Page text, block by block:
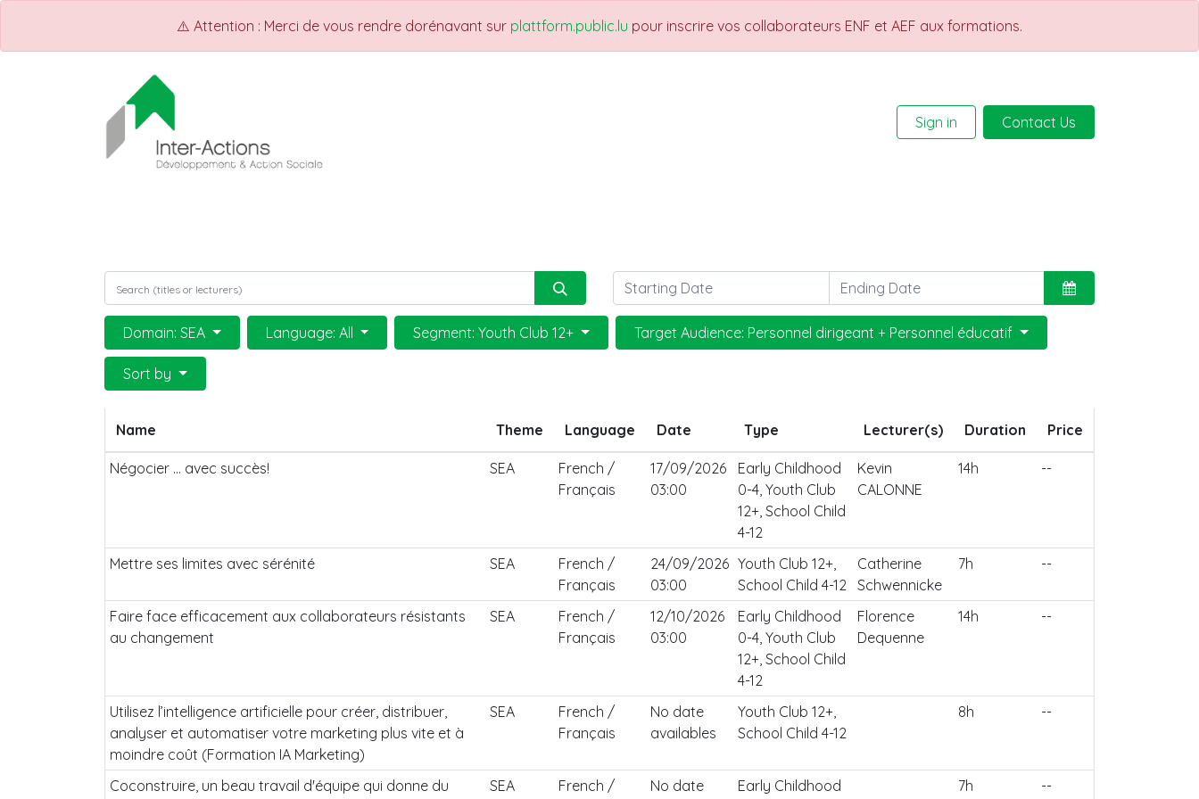
⚠️ Attention : Merci de vous rendre dorénavant sur plattform.public.lu pour inscrire vos collaborateurs ENF et AEF aux formations.
Sign in Contact Us
Domain: SEA Language: All Segment: Youth Club 12+ Target Audience: Personnel dirigeant + Personnel éducatif
Sort by
Name Theme Language Date Type Lecturer(s) Duration Price
Négocier ... avec succès! SEA
French /
Français
17/09/2026
03:00
Early Childhood
0-4, Youth Club
12+, School Child
4-12
Kevin
CALONNE
14h --
Mettre ses limites avec sérénité SEA
French /
Français
24/09/2026
03:00
Youth Club 12+,
School Child 4-12
Catherine
Schwennicke
7h --
Faire face efficacement aux collaborateurs résistants
au changement
SEA
French /
Français
12/10/2026
03:00
Early Childhood
0-4, Youth Club
12+, School Child
4-12
Florence
Dequenne
14h --
Utilisez l’intelligence artificielle pour créer, distribuer,
analyser et automatiser votre marketing plus vite et à
moindre coût (Formation IA Marketing)
SEA
French /
Français
No date
availables
Youth Club 12+,
School Child 4-12
8h --
Coconstruire, un beau travail d'équipe qui donne du
SEA
French /
No date
Early Childhood
7h --